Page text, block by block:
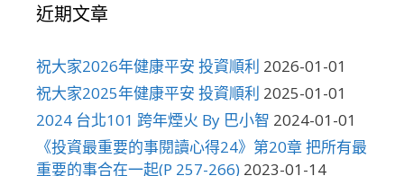
近期文章
祝大家2026年健康平安 投資順利 2026-01-01
祝大家2025年健康平安 投資順利 2025-01-01
2024 台北101 跨年煙火 By 巴小智 2024-01-01
《投資最重要的事閱讀心得24》第20章 把所有最
重要的事合在一起(P 257-266) 2023-01-14